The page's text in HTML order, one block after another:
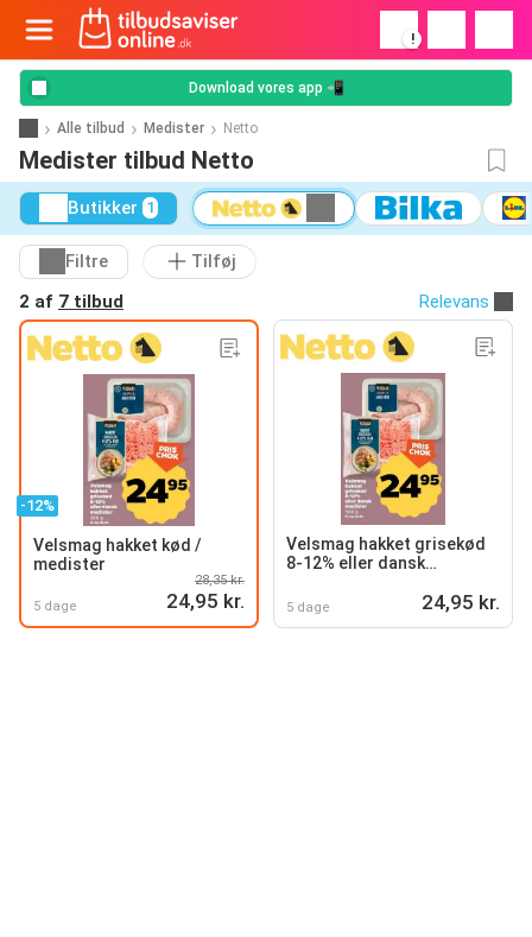
!
Download vores app 📲
Alle tilbud Medister Netto
Medister tilbud Netto
Butikker 1
Filtre
Tilføj
2 af 7 tilbud Relevans
-12%
Velsmag hakket kød /
medister
5 dage
28,35 kr.
24,95 kr.
Velsmag hakket grisekød
8-12% eller dansk
5 dage 24,95 kr.